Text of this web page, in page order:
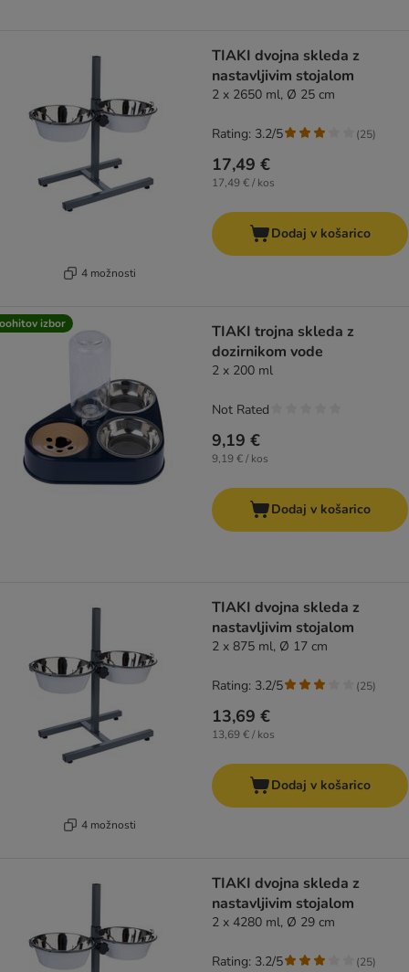
4 možnosti
TIAKI dvojna skleda z
nastavljivim stojalom
2 x 2650 ml, Ø 25 cm
17,49 €
17,49 € / kos
Rating: 3.2/5 (25)
Dodaj v košarico
izbor
TIAKI trojna skleda z
dozirnikom vode
2 x 200 ml
9,19 €
9,19 € / kos
Not Rated
Dodaj v košarico
4 možnosti
TIAKI dvojna skleda z
nastavljivim stojalom
2 x 875 ml, Ø 17 cm
13,69 €
13,69 € / kos
Rating: 3.2/5 (25)
Dodaj v košarico
TIAKI dvojna skleda z
nastavljivim stojalom
2 x 4280 ml, Ø 29 cm
Rating: 3.2/5 (25)